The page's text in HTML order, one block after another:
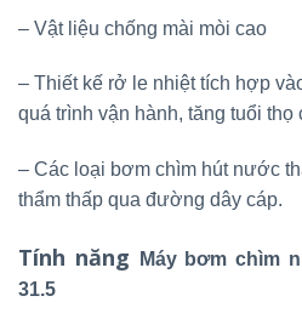
– Vật liệu chống mài mòi cao
– Thiết kế rở le nhiệt tích hợp
quá trình vận hành, tăng tuổi thọ
– Các loại bơm chìm hút nước
thẩm thấp qua đường dây cáp.
Tính năng
Máy bơm chìm
31.5